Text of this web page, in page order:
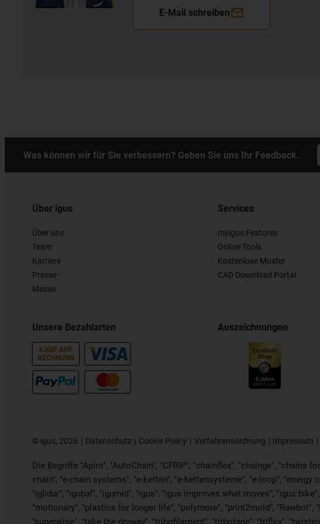
E-Mail schreiben
Was können wir für Sie verbessern? Geben Sie uns Ihr Feedback.
Über igus
Über uns
Team
Karriere
Presse
Messe
Unsere Bezahlarten
KAUF AUF
RECHNUNG
Services
myigus Features
Online Tools
Kostenlose Muster
CAD Download Portal
Auszeichnungen
© igus, 2026 Datenschutz Cookie Policy Verfahrensordnung Impressum
Die Begriffe "Apiro", "AutoChain", "CFRIP", "chainflex", "chainge", "chains
chain", "e-chain systems", "e-ketten", "e-kettensysteme", "e-loop", "energy
"iglidur", "igubal", "igumid", "igus", "igus improves what moves",
"motionary", "plastics for longer life", "polymore", "print2mold", "Rawbot",
"superwise", "take the dryway", "tribofilament", "tribotape", "triflex",